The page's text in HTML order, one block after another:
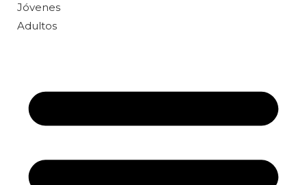
Jóvenes
Adultos